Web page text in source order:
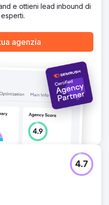
e ottieni lead inbound di
agenzia
4.7